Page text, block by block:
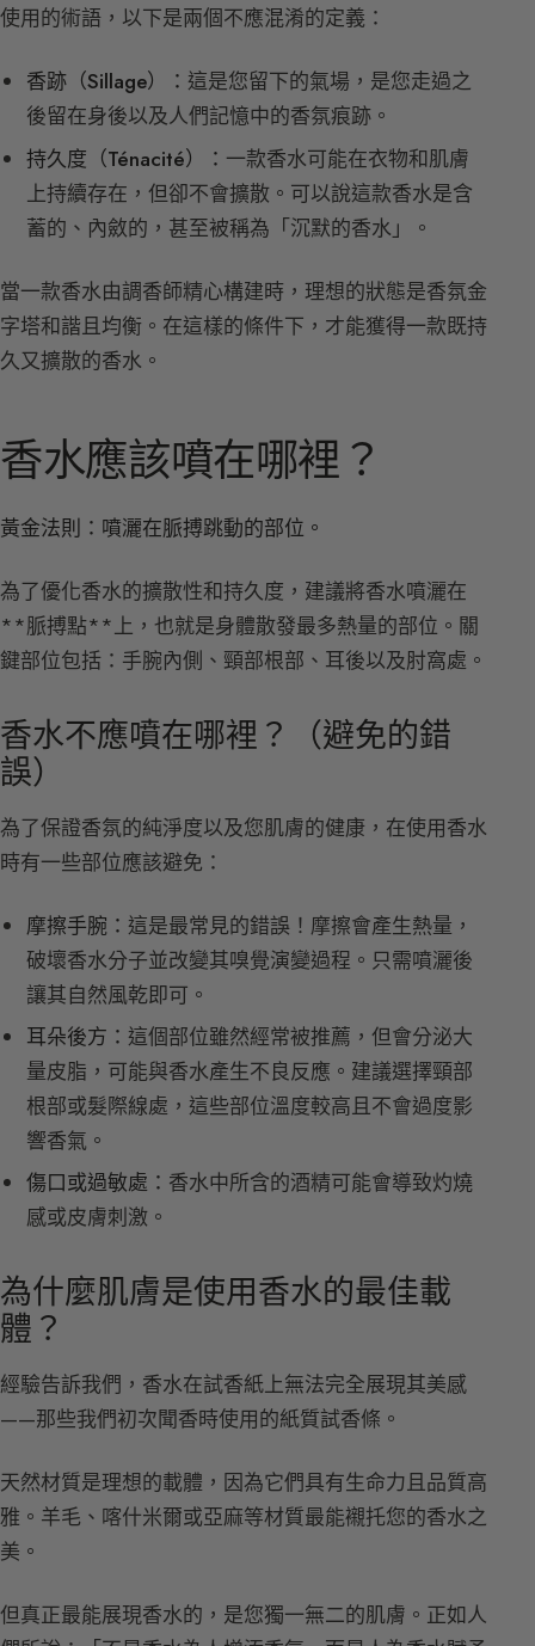
使用的術語，以下是兩個不應混淆的定義：
香跡（Sillage）： 這是您留下的氣場，是您走過之
後留在身後以及人們記憶中的香氛痕跡。
持久度（Ténacité）： 一款香水可能在衣物和肌膚
上持續存在，但卻不會擴散。可以說這款香水是含
蓄的、內斂的，甚至被稱為「沉默的香水」。
當一款香水由調香師精心構建時，理想的狀態是香氛金
字塔和諧且均衡。在這樣的條件下，才能獲得一款既持
久又擴散的香水。
香水應該噴在哪裡？
黃金法則：噴灑在脈搏跳動的部位。
為了優化香水的擴散性和持久度，建議將香水噴灑在
**脈搏點**上，也就是身體散發最多熱量的部位。關
鍵部位包括：手腕內側、頸部根部、耳後以及肘窩處。
香水不應噴在哪裡？（避免的錯
誤）
為了保證香氛的純淨度以及您肌膚的健康，在使用香水
時有一些部位應該避免：
摩擦手腕： 這是最常見的錯誤！摩擦會產生熱量，
破壞香水分子並改變其嗅覺演變過程。只需噴灑後
讓其自然風乾即可。
耳朵後方： 這個部位雖然經常被推薦，但會分泌大
量皮脂，可能與香水產生不良反應。建議選擇頸部
根部或髮際線處，這些部位溫度較高且不會過度影
響香氣。
傷口或過敏處： 香水中所含的酒精可能會導致灼燒
感或皮膚刺激。
為什麼肌膚是使用香水的最佳載
體？
經驗告訴我們，香水在試香紙上無法完全展現其美感
——那些我們初次聞香時使用的紙質試香條。
天然材質是理想的載體，因為它們具有生命力且品質高
雅。羊毛、喀什米爾或亞麻等材質最能襯托您的香水之
美。
但真正最能展現香水的，是您獨一無二的肌膚。正如人